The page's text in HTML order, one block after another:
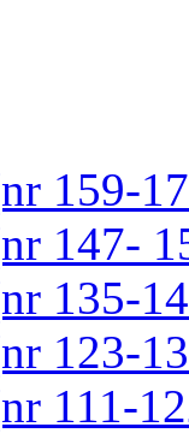
159-
147-
135-
123-
111-